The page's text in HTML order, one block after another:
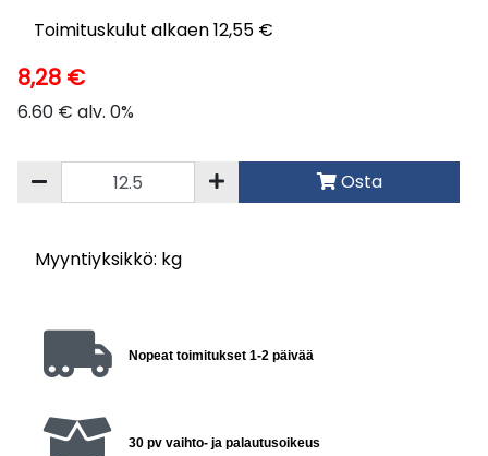
Toimituskulut alkaen 12,55 €
8,28 €
6.60 € alv. 0%
Osta
Myyntiyksikkö: kg
Nopeat toimitukset 1-2 päivää
30 pv vaihto- ja palautusoikeus